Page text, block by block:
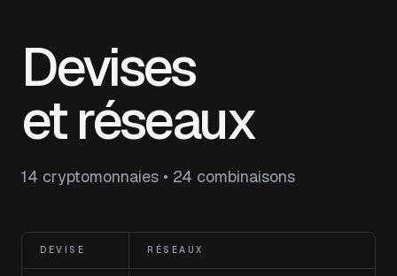
Devises
et réseaux
14 cryptomonnaies • 24 combinaisons
DEVISE RÉSEAUX